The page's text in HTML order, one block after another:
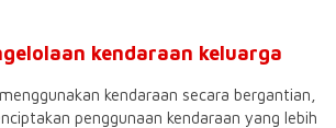
kendaraan keluarga
kendaraan secara bergantian,
penggunaan kendaraan yang lebih